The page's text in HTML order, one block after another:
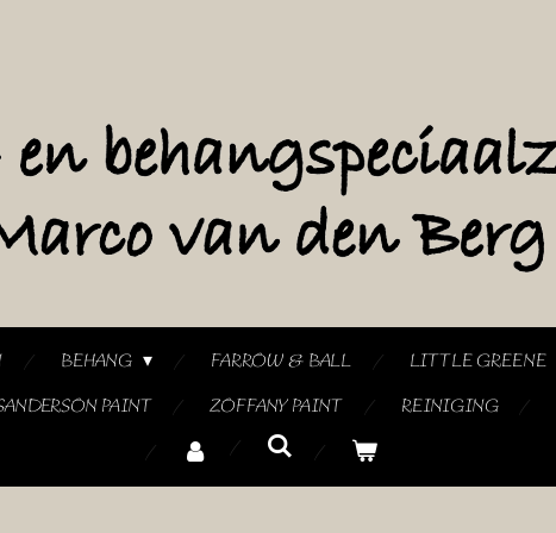
BEHANG FARROW & BALL LITTLE GREENE
PAINT ZOFFANY PAINT REINIGING